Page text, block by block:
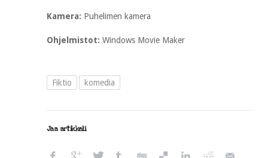
Kamera: Puhelimen kamera
Ohjelmistot: Windows Movie Maker
Fiktio komedia
Jaa artikkeli